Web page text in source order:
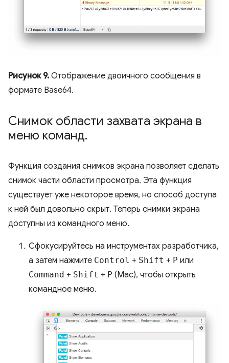
Рисунок 9. Отображение двоичного сообщения в
формате Base64.
Снимок области захвата экрана в
меню команд.
Функция создания снимков экрана позволяет сделать
снимок части области просмотра. Эта функция
существует уже некоторое время, но способ доступа
к ней был довольно скрыт. Теперь снимки экрана
доступны из командного меню.
Сфокусируйтесь на инструментах разработчика,
а затем нажмите Control + Shift + P или
Command + Shift + P (Mac), чтобы открыть
командное меню.